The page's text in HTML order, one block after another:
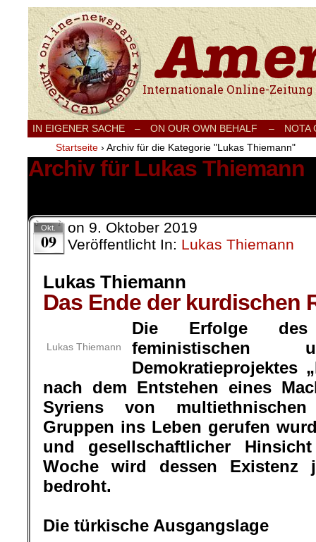
Internationale Onlinezeitung für Frieden,
IN EIGENER SACHE – ON OUR OWN BEHALF –
NOTA
Startseite › Archiv für die Kategorie "Lukas Thiemann"
Archiv für Lukas Thiemann
Okt.
09
on 9. Oktober 2019
Veröffentlicht In: Lukas Thiemann
Lukas Thiemann
Das Ende der kurdischen
Lukas Thiemann
Die Erfolge des
feministischen
Demokratieprojektes
nach dem Entstehen eines
Syriens von
Gruppen ins Leben gerufen
und gesellschaftlicher
Woche wird dessen Existenz
bedroht.
Die türkische Ausgangslage